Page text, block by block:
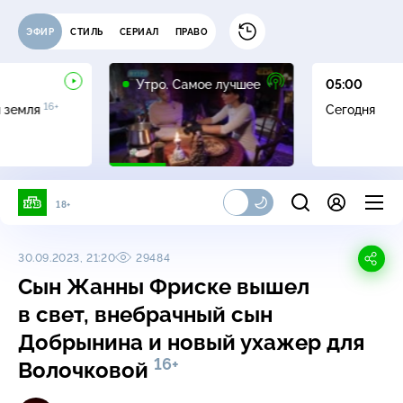
ЭФИР СТИЛЬ СЕРИАЛ ПРАВО
земля 16+
Утро. Самое лучшее
16+
05:00
Сегодня
18+
30.09.2023, 21:20 29484
Сын Жанны Фриске вышел
в свет, внебрачный сын
Добрынина и новый ухажер для
Волочковой 16+